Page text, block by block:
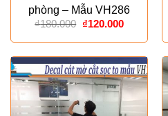
phòng – Mẫu VH286
₫180.000 Giá
là:
₫180.000.
₫120.000Giá
tại
là:
₫120.000.